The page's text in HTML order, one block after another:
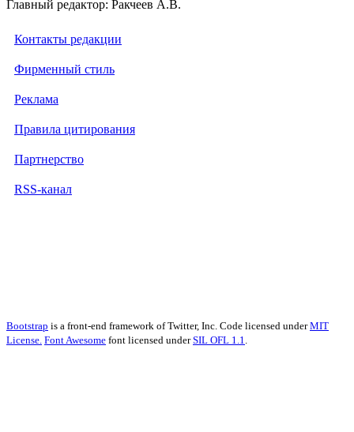
Главный редактор: Ракчеев А.В.
Контакты редакции
Фирменный стиль
Реклама
Правила цитирования
Партнерство
RSS-канал
Bootstrap is a front-end framework of Twitter, Inc. Code licensed underMIT
License. Font Awesome font licensed underSIL OFL 1.1